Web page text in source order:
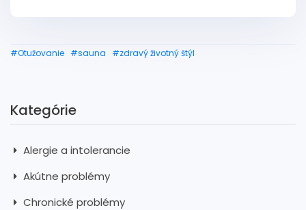
#Otužovanie #sauna #zdravý životný štýl
Kategórie
Alergie a intolerancie
Akútne problémy
Chronické problémy